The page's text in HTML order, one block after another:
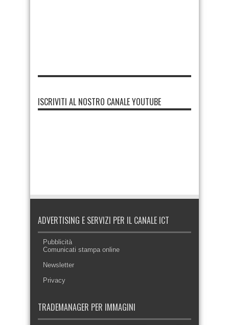
ISCRIVITI AL NOSTRO CANALE YOUTUBE
ADVERTISING E SERVIZI PER IL CANALE ICT
Pubblicità
Comunicati stampa online
Newsletter
Privacy
TRADEMANAGER PER IMMAGINI